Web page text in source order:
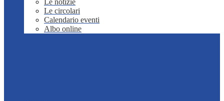
Le notizie
Le circolari
Calendario eventi
Albo online